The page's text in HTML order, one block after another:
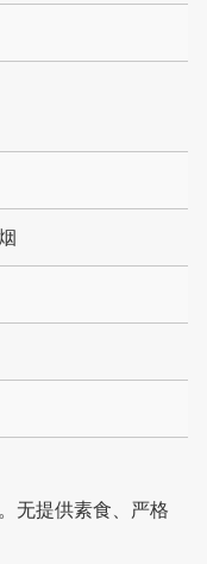
无提供素食、严格